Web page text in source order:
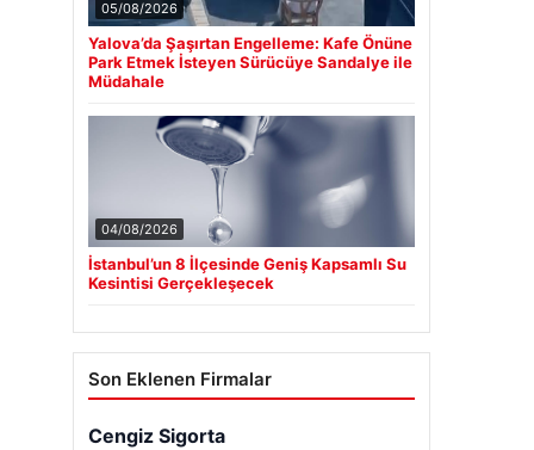
05/08/2026
Yalova’da Şaşırtan Engelleme: Kafe Önüne
Park Etmek İsteyen Sürücüye Sandalye ile
Müdahale
04/08/2026
İstanbul’un 8 İlçesinde Geniş Kapsamlı Su
Kesintisi Gerçekleşecek
Son Eklenen Firmalar
Cengiz Sigorta